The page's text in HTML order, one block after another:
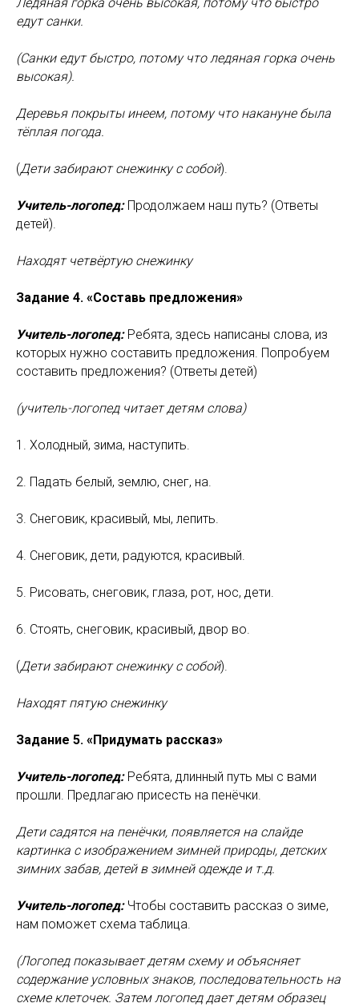
едут санки.
(Санки едут быстро, потому что ледяная горка очень
высокая).
Деревья покрыты инеем, потому что накануне была
тёплая погода.
(Дети забирают снежинку с собой).
Учитель-логопед:Продолжаем наш путь? (Ответы
детей).
Находят четвёртую снежинку
Задание 4. «Составь предложения»
Учитель-логопед: Ребята, здесь написаны слова, из
которых нужно составить предложения. Попробуем
составить предложения? (Ответы детей)
(учитель-логопед читает детям слова)
1. Холодный, зима, наступить.
2. Падать белый, землю, снег, на.
3. Снеговик, красивый, мы, лепить.
4. Снеговик, дети, радуются, красивый.
5. Рисовать, снеговик, глаза, рот, нос, дети.
6. Стоять, снеговик, красивый, двор во.
(Дети забирают снежинку с собой).
Находят пятую снежинку
Задание 5. «Придумать рассказ»
Учитель-логопед:Ребята, длинный путь мы с вами
прошли. Предлагаю присесть на пенёчки.
Дети садятся на пенёчки, появляется на слайде
картинка с изображением зимней природы, детских
зимних забав, детей в зимней одежде и т.д.
Учитель-логопед:Чтобы составить рассказ о зиме,
нам поможет схема таблица.
(Логопед показывает детям схему и объясняет
содержание условных знаков, последовательность на
схеме клеточек. Затем логопед дает детям образец